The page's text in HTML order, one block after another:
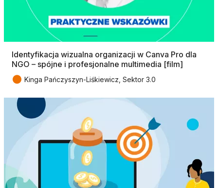
Identyfikacja wizualna organizacji w Canva Pro dla
NGO – spójne i profesjonalne multimedia [film]
● Kinga Pańczyszyn-Liśkiewicz, Sektor 3.0